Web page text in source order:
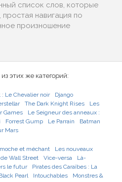
список слов, которые
простая навигация по
произношение
этих же категорий:
Le Chevalier noir
Django
The Dark Knight Rises
Les
Games
Le Seigneur des anneaux :
Forrest Gump Le Parrain
Batman
Mars
et méchant
Les nouveaux
Wall Street Vice-versa
Là-
le futur
Pirates des Caraïbes : La
Pearl
Intouchables
Monstres &